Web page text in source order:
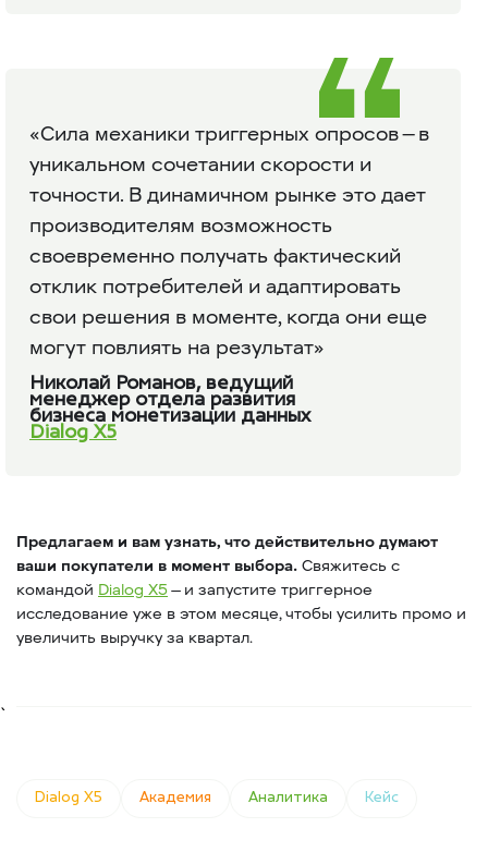
«Сила механики триггерных опросов — в
уникальном сочетании скорости и
точности. В динамичном рынке это дает
производителям возможность
своевременно получать фактический
отклик потребителей и адаптировать
свои решения в моменте, когда они еще
могут повлиять на результат»
Николай Романов, ведущий
менеджер отдела развития
бизнеса монетизации данных
Dialog X5
Предлагаем и вам узнать, что действительно думают
ваши покупатели в момент выбора. Свяжитесь с
командой Dialog X5— и запустите триггерное
исследование уже в этом месяце, чтобы усилить промо и
увеличить выручку за квартал.
Dialog X5 Академия Аналитика Кейс